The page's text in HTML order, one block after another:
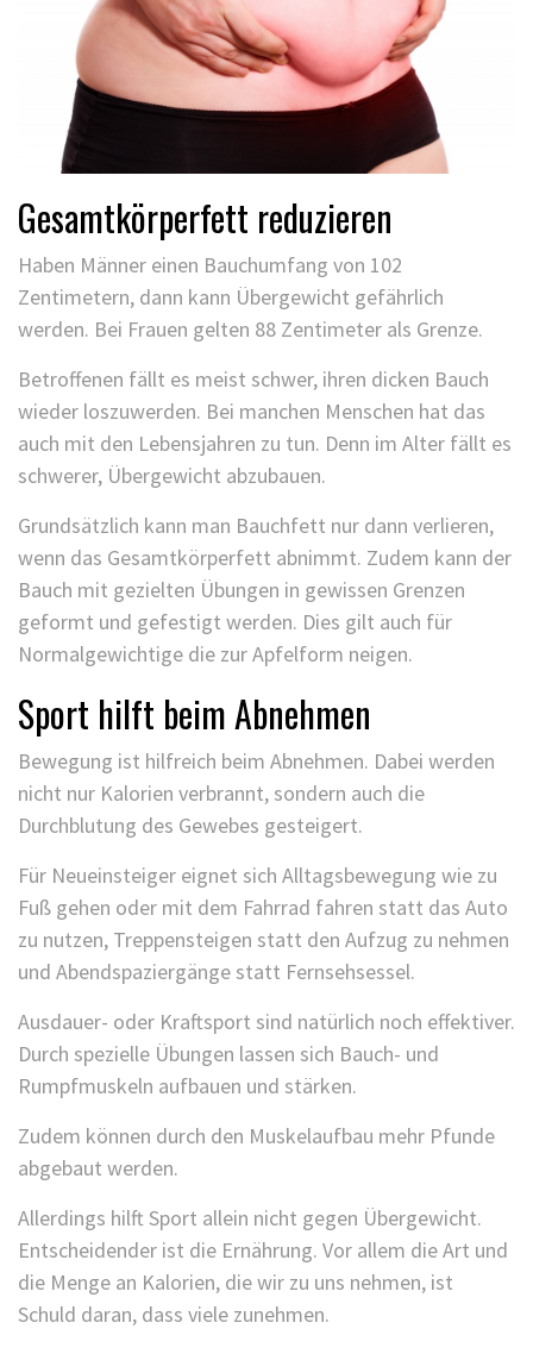
Gesamtkörperfett reduzieren
Haben Männer einen Bauchumfang von 102
Zentimetern, dann kann Übergewicht gefährlich
werden. Bei Frauen gelten 88 Zentimeter als Grenze.
Betroffenen fällt es meist schwer, ihren dicken Bauch
wieder loszuwerden. Bei manchen Menschen hat das
auch mit den Lebensjahren zu tun. Denn im Alter fällt es
schwerer, Übergewicht abzubauen.
Grundsätzlich kann man Bauchfett nur dann verlieren,
wenn das Gesamtkörperfett abnimmt. Zudem kann der
Bauch mit gezielten Übungen in gewissen Grenzen
geformt und gefestigt werden. Dies gilt auch für
Normalgewichtige die zur Apfelform neigen.
Sport hilft beim Abnehmen
Bewegung ist hilfreich beim Abnehmen. Dabei werden
nicht nur Kalorien verbrannt, sondern auch die
Durchblutung des Gewebes gesteigert.
Für Neueinsteiger eignet sich Alltagsbewegung wie zu
Fuß gehen oder mit dem Fahrrad fahren statt das Auto
zu nutzen, Treppensteigen statt den Aufzug zu nehmen
und Abendspaziergänge statt Fernsehsessel.
Ausdauer- oder Kraftsport sind natürlich noch effektiver.
Durch spezielle Übungen lassen sich Bauch- und
Rumpfmuskeln aufbauen und stärken.
Zudem können durch den Muskelaufbau mehr Pfunde
abgebaut werden.
Allerdings hilft Sport allein nicht gegen Übergewicht.
Entscheidender ist die Ernährung. Vor allem die Art und
die Menge an Kalorien, die wir zu uns nehmen, ist
Schuld daran, dass viele zunehmen.